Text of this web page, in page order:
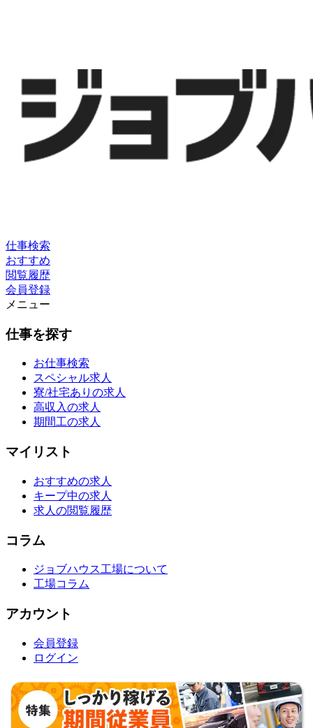
仕事検索
おすすめ
閲覧履歴
会員登録
メニュー
仕事を探す
お仕事検索
スペシャル求人
寮/社宅ありの求人
高収入の求人
期間工の求人
マイリスト
おすすめの求人
キープ中の求人
求人の閲覧履歴
コラム
ジョブハウス工場について
工場コラム
アカウント
会員登録
ログイン